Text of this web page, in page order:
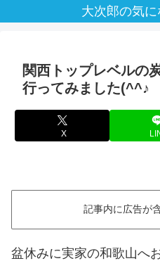
大次郎の気
関西トップレベルの
行ってみました(^^♪
X
記事内に広告が
盆休みに実家の和歌山へ